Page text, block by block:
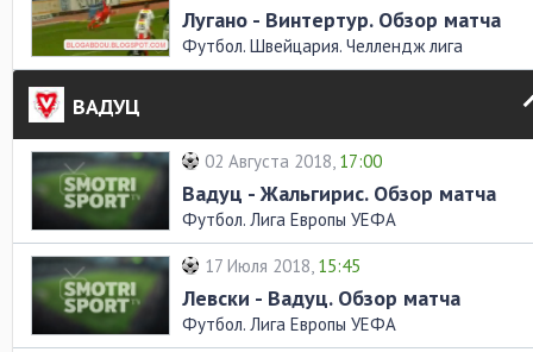
Лугано - Винтертур. Обзор матча
Футбол. Швейцария. Челлендж лига
ВАДУЦ
02 Августа 2018, 17:00
Вадуц - Жальгирис. Обзор матча
Футбол. Лига Европы УЕФА
17 Июля 2018, 15:45
Левски - Вадуц. Обзор матча
Футбол. Лига Европы УЕФА